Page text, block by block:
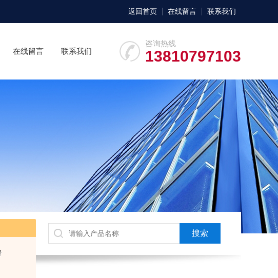
返回首页 在线留言 联系我们
咨询热线
13810797103
在线留言 联系我们